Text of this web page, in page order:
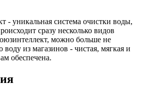
- уникальная система очистки воды,
сразу несколько видов
можно больше не
воду из магазинов - чистая, мягкая и
обеспечена.